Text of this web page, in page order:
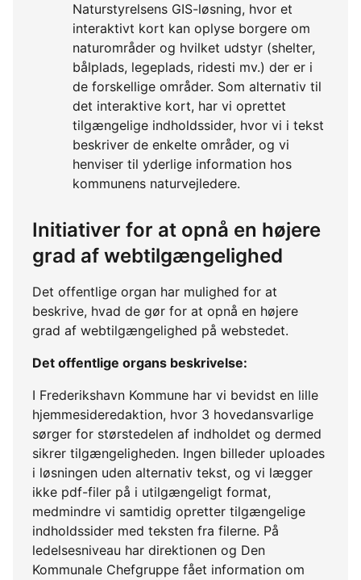
Naturstyrelsens GIS-løsning, hvor et
interaktivt kort kan oplyse borgere om
naturområder og hvilket udstyr (shelter,
bålplads, legeplads, ridesti mv.) der er i
de forskellige områder. Som alternativ til
det interaktive kort, har vi oprettet
tilgængelige indholdssider, hvor vi i tekst
beskriver de enkelte områder, og vi
henviser til yderlige information hos
kommunens naturvejledere.
Initiativer for at opnå en højere
grad af webtilgængelighed
Det offentlige organ har mulighed for at
beskrive, hvad de gør for at opnå en højere
grad af webtilgængelighed på webstedet.
Det offentlige organs beskrivelse:
I Frederikshavn Kommune har vi bevidst en lille
hjemmesideredaktion, hvor 3 hovedansvarlige
sørger for størstedelen af indholdet og dermed
sikrer tilgængeligheden. Ingen billeder uploades
i løsningen uden alternativ tekst, og vi lægger
ikke pdf-filer på i utilgængeligt format,
medmindre vi samtidig opretter tilgængelige
indholdssider med teksten fra filerne. På
ledelsesniveau har direktionen og Den
Kommunale Chefgruppe fået information om